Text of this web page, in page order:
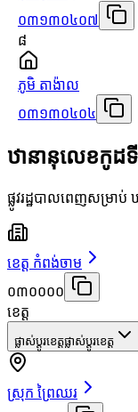
០៣១៣០៤០៧
៨
ភូមិ តាង៉ាល
០៣១៣០៤០៤
ឋានានុលេខកូដ
ផ្លូវរដ្ឋបាលពេញសម្រាប់
ខេត្ត កំពង់ចាម
០៣០០០០
ខេត្ត
ផ្លាស់ប្តូរខេត្តផ្លាស់ប្តូរខេត្ត
ស្រុក ព្រៃឈរ